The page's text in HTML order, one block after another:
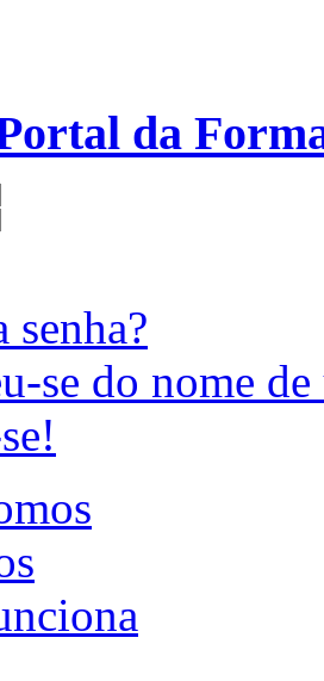
da
senha?
se do nome